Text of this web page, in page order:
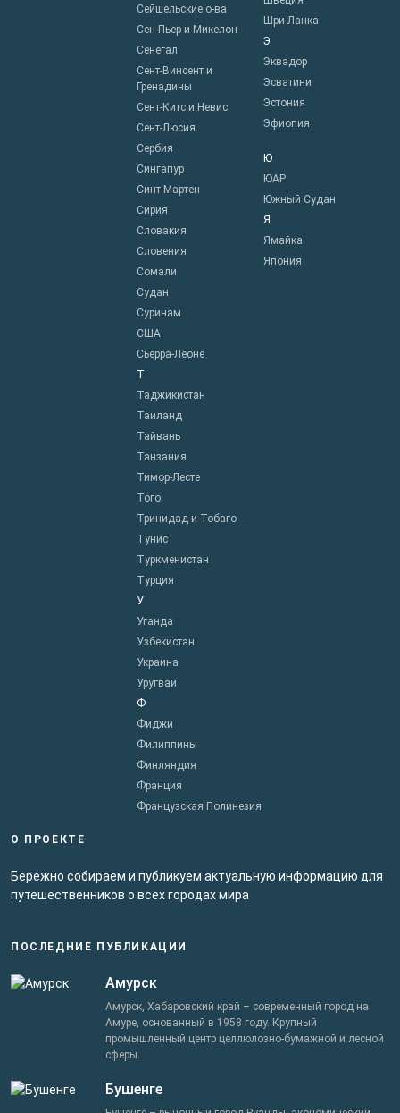
Сейшельские о-ва
Сен-Пьер и Микелон
Сенегал
Сент-Винсент и
Гренадины
Сент-Китс и Невис
Сент-Люсия
Сербия
Сингапур
Синт-Мартен
Сирия
Словакия
Словения
Сомали
Судан
Суринам
США
Сьерра-Леоне
Т
Таджикистан
Таиланд
Тайвань
Танзания
Тимор-Лесте
Того
Тринидад и Тобаго
Тунис
Туркменистан
Турция
У
Уганда
Узбекистан
Украина
Уругвай
Ф
Фиджи
Филиппины
Финляндия
Франция
Французская Полинезия
Шри-Ланка
Э
Эквадор
Эсватини
Эстония
Эфиопия
Ю
ЮАР
Южный Судан
Я
Ямайка
Япония
О ПРОЕКТЕ
Бережно собираем и публикуем актуальную информацию для
путешественников о всех городах мира
ПОСЛЕДНИЕ ПУБЛИКАЦИИ
Амурск
Амурск, Хабаровский край – современный город на
Амуре, основанный в 1958 году. Крупный
промышленный центр целлюлозно-бумажной и лесной
сферы.
Бушенге